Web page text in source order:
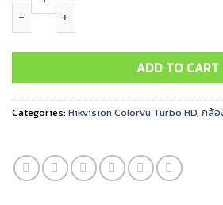
ADD TO CART
Categories:Hikvision ColorVu Turbo HD, กล้อ